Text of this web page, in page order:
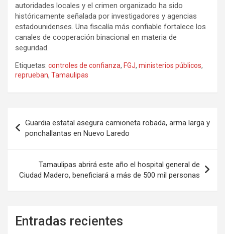
autoridades locales y el crimen organizado ha sido
históricamente señalada por investigadores y agencias
estadounidenses. Una fiscalía más confiable fortalece los
canales de cooperación binacional en materia de
seguridad.
Etiquetas: controles de confianza, FGJ, ministerios públicos,
reprueban, Tamaulipas
de
entradas
Guardia estatal asegura camioneta robada, arma larga y
ponchallantas en Nuevo Laredo
Tamaulipas abrirá este año el hospital general de
Ciudad Madero, beneficiará a más de 500 mil personas
Entradas recientes